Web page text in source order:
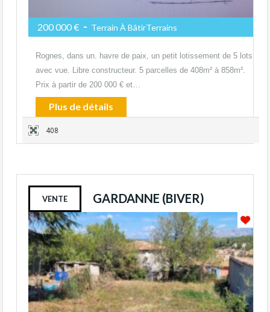
200 000 € - Terrain À BâtirTerrains
Rognes, dans un. havre de paix, un petit lotissement de 5 lots
avec vue. Libre constructeur. 5 parcelles de 408m² à 858m².
Prix à partir de 200 000 € et…
Plus de détails
408
VENTE GARDANNE (BIVER)